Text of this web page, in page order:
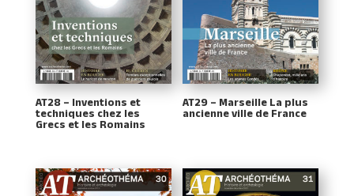
AT28 – Inventions et
techniques chez les
Grecs et les Romains
AT29 – Marseille La plus
ancienne ville de France